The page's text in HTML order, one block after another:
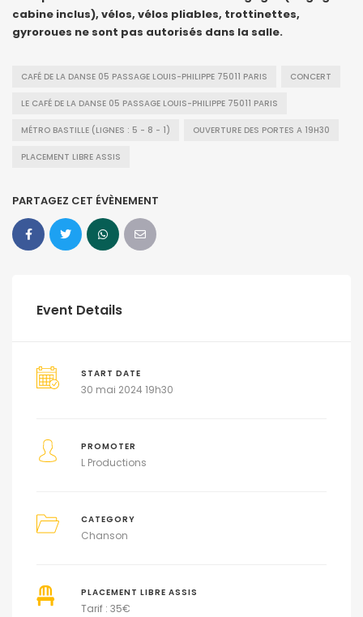
cabine inclus), vélos, vélos pliables, trottinettes,
gyroroues ne sont pas autorisés dans la salle.
CAFÉ DE LA DANSE 05 PASSAGE LOUIS-PHILIPPE 75011 PARIS CONCERT
LE CAFÉ DE LA DANSE 05 PASSAGE LOUIS-PHILIPPE 75011 PARIS
MÉTRO BASTILLE (LIGNES : 5 - 8 - 1) OUVERTURE DES PORTES A 19H30
PLACEMENT LIBRE ASSIS
PARTAGEZ CET ÉVÈNEMENT
Event Details
START DATE
30 mai 2024 19h30
PROMOTER
L Productions
CATEGORY
Chanson
PLACEMENT LIBRE ASSIS
Tarif : 35€